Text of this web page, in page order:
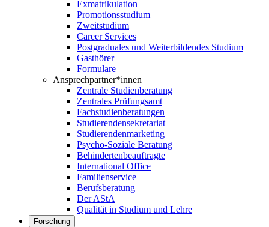
Exmatrikulation
Promotionsstudium
Zweitstudium
Career Services
Postgraduales und Weiterbildendes Studium
Gasthörer
Formulare
Ansprechpartner*innen
Zentrale Studienberatung
Zentrales Prüfungsamt
Fachstudienberatungen
Studierendensekretariat
Studierendenmarketing
Psycho-Soziale Beratung
Behindertenbeauftragte
International Office
Familienservice
Berufsberatung
Der AStA
Qualität in Studium und Lehre
Forschung